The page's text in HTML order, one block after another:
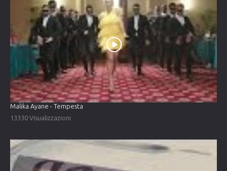
Malika Ayane - Tempesta
13330 Visualizzazioni